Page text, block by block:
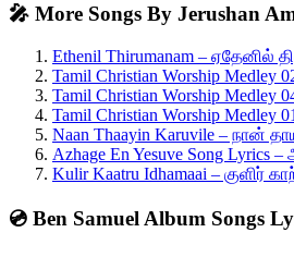
🎤 More Songs By Jerushan
Ethenil Thirumanam – ஏதேனில்
Tamil Christian Worship Medley
Tamil Christian Worship Medley
Tamil Christian Worship Medley
Naan Thaayin Karuvile – நான்
Azhage En Yesuve Song
Kulir Kaatru Idhamaai – குளிர்
💿 Ben Samuel Album Songs